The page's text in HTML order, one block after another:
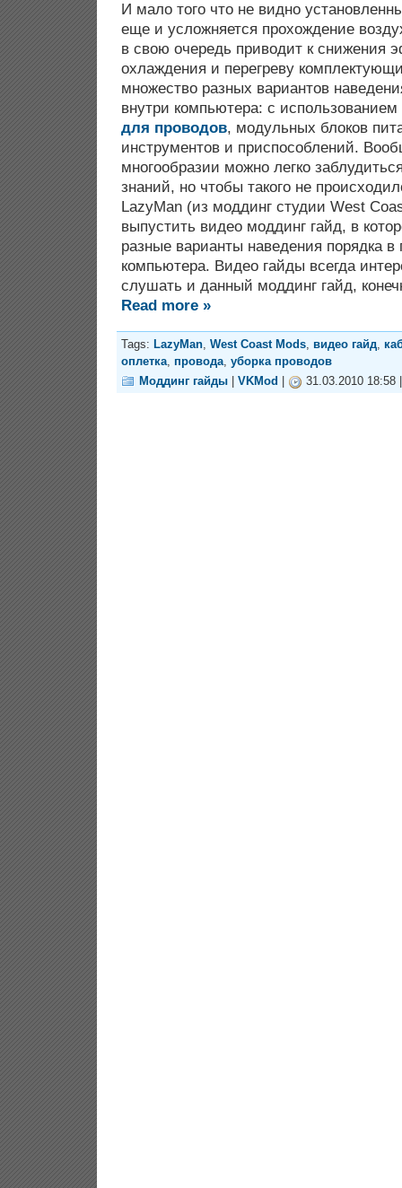
И мало того что не видно
еще и усложняется прохождение
в свою очередь приводит к снижения
охлаждения и перегреву
множество разных вариантов
внутри компьютера: с использованием
для проводов, модульных блоков
инструментов и приспособлений.
многообразии можно легко
знаний, но чтобы такого не
LazyMan (из моддинг студии West
выпустить видео моддинг гайд, в
разные варианты наведения порядка в
компьютера. Видео гайды всегда
слушать и данный моддинг гайд,
Read more »
Tags: LazyMan, West Coast Mods, видео гайд,
оплетка, провода, уборка проводов
Моддинг гайды
VKMod 31.03.2010 18:58